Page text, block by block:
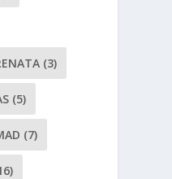
(3)
(5)
(7)